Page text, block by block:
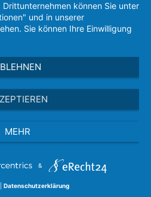
können Sie unter
und in unserer
Sie können Ihre Einwilligung
MEHR
&
Datenschutzerklärung